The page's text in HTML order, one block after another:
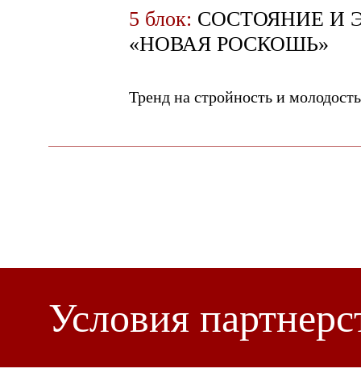
5 блок: СОСТОЯНИЕ И
«НОВАЯ РОСКОШЬ»
Тренд на стройность и
Условия